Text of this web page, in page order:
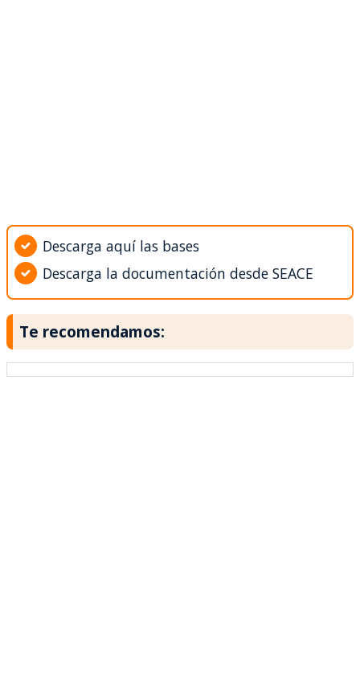
Descarga aquí las bases
Descarga la documentación desde SEACE
Te recomendamos: